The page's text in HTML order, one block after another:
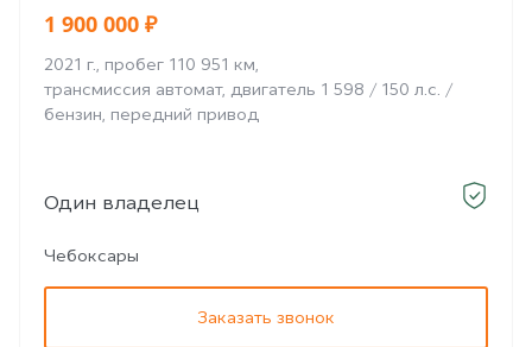
1 900 000 ₽
2021 г., пробег 110 951 км,
трансмиссия автомат, двигатель 1 598 / 150 л.с. /
бензин, передний привод
Один владелец
Чебоксары
Заказать звонок